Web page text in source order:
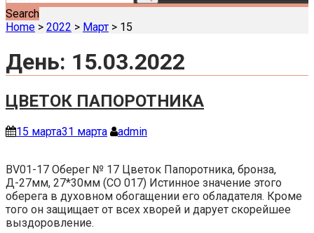
Search
Home > 2022 > Март > 15
День: 15.03.2022
ЦВЕТОК ПАПОРОТНИКА
15 марта31 марта admin
BV01-17 Оберег № 17 Цветок Папоротника, бронза,
Д-27мм, 27*30мм (СО 017) Истинное значение этого
оберега в духовном обогащении его обладателя. Кроме
того он защищает от всех хворей и дарует скорейшее
выздоровление.